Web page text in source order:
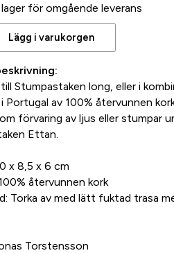
lager för omgående leverans
Lägg i varukorgen
Stumpastaken long, eller i
i Portugal av 100% återvunnen
förvaring av ljus eller stumpar
Ettan.
x 8,5 x 6 cm
återvunnen kork
Torka av med lätt fuktad trasa
Torstensson